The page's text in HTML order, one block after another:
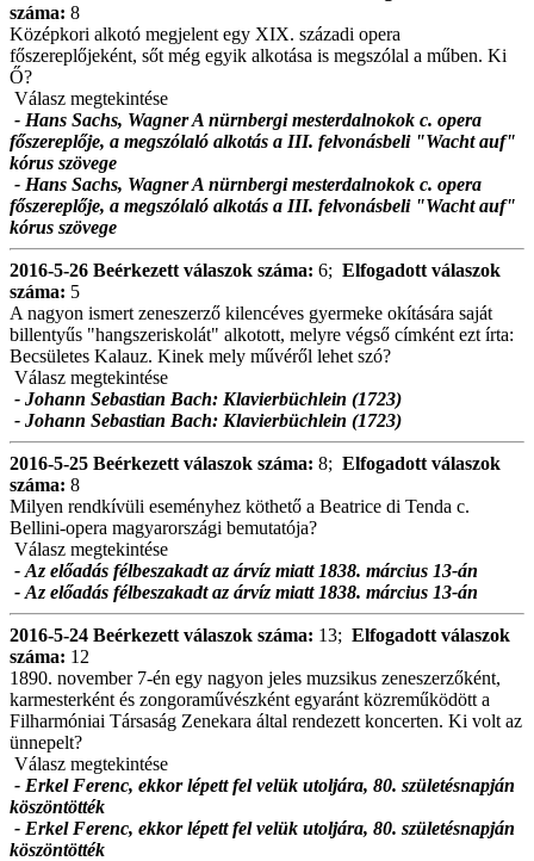
száma: 8
Középkori alkotó megjelent egy XIX. századi opera
főszereplőjeként, sőt még egyik alkotása is megszólal a műben. Ki
Ő?
Válasz megtekintése
- Hans Sachs, Wagner A nürnbergi mesterdalnokok c. opera
főszereplője, a megszólaló alkotás a III. felvonásbeli "Wacht auf"
kórus szövege
- Hans Sachs, Wagner A nürnbergi mesterdalnokok c. opera
főszereplője, a megszólaló alkotás a III. felvonásbeli "Wacht auf"
kórus szövege
2016-5-26 Beérkezett válaszok száma: 6; Elfogadott válaszok
száma: 5
A nagyon ismert zeneszerző kilencéves gyermeke okítására saját
billentyűs "hangszeriskolát" alkotott, melyre végső címként ezt írta:
Becsületes Kalauz. Kinek mely művéről lehet szó?
Válasz megtekintése
- Johann Sebastian Bach: Klavierbüchlein (1723)
- Johann Sebastian Bach: Klavierbüchlein (1723)
2016-5-25 Beérkezett válaszok száma: 8; Elfogadott válaszok
száma: 8
Milyen rendkívüli eseményhez köthető a Beatrice di Tenda c.
Bellini-opera magyarországi bemutatója?
Válasz megtekintése
- Az előadás félbeszakadt az árvíz miatt 1838. március 13-án
- Az előadás félbeszakadt az árvíz miatt 1838. március 13-án
2016-5-24 Beérkezett válaszok száma: 13; Elfogadott válaszok
száma: 12
1890. november 7-én egy nagyon jeles muzsikus zeneszerzőként,
karmesterként és zongoraművészként egyaránt közreműködött a
Filharmóniai Társaság Zenekara által rendezett koncerten. Ki volt az
ünnepelt?
Válasz megtekintése
- Erkel Ferenc, ekkor lépett fel velük utoljára, 80. születésnapján
köszöntötték
- Erkel Ferenc, ekkor lépett fel velük utoljára, 80. születésnapján
köszöntötték